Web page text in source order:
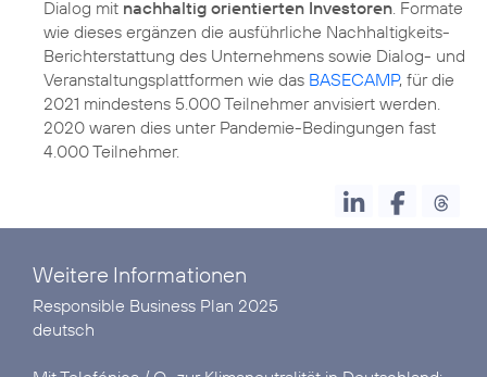
Dialog mit nachhaltig orientierten Investoren. Formate
wie dieses ergänzen die ausführliche Nachhaltigkeits-
Berichterstattung des Unternehmens sowie Dialog- und
Veranstaltungsplattformen wie das BASECAMP, für die
2021 mindestens 5.000 Teilnehmer anvisiert werden.
2020 waren dies unter Pandemie-Bedingungen fast
4.000 Teilnehmer.
Weitere Informationen
deutsch